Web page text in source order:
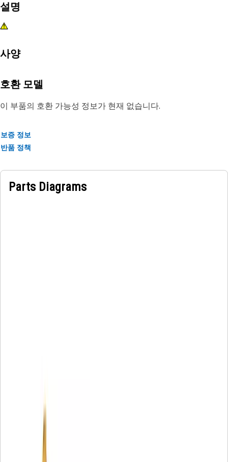
설명
사양
호환 모델
이 부품의 호환 가능성 정보가 현재 없습니다.
보증 정보
반품 정책
Parts Diagrams